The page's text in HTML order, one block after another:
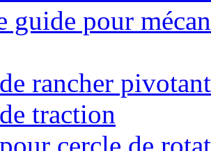
guide pour
rancher
traction
cercle de